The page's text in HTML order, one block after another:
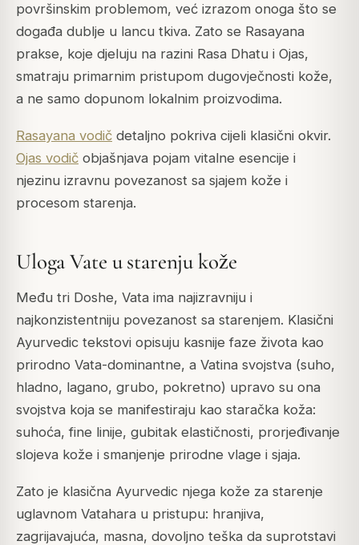
površinskim problemom, već izrazom onoga što se
događa dublje u lancu tkiva. Zato se Rasayana
prakse, koje djeluju na razini Rasa Dhatu i Ojas,
smatraju primarnim pristupom dugovječnosti kože,
a ne samo dopunom lokalnim proizvodima.
Rasayana vodič detaljno pokriva cijeli klasični okvir.
Ojas vodič objašnjava pojam vitalne esencije i
njezinu izravnu povezanost sa sjajem kože i
procesom starenja.
Uloga Vate u starenju kože
Među tri Doshe, Vata ima najizravniju i
najkonzistentniju povezanost sa starenjem. Klasični
Ayurvedic tekstovi opisuju kasnije faze života kao
prirodno Vata-dominantne, a Vatina svojstva (suho,
hladno, lagano, grubo, pokretno) upravo su ona
svojstva koja se manifestiraju kao staračka koža:
suhoća, fine linije, gubitak elastičnosti, prorjeđivanje
slojeva kože i smanjenje prirodne vlage i sjaja.
Zato je klasična Ayurvedic njega kože za starenje
uglavnom Vatahara u pristupu: hranjiva,
zagrijavajuća, masna, dovoljno teška da suprotstavi